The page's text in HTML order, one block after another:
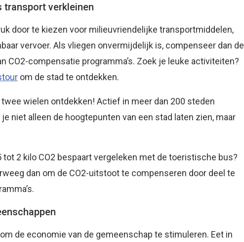
verkleinen
door te kiezen voor milieuvriendelijke transportmiddelen,
vervoer. Als vliegen onvermijdelijk is, compenseer dan de
CO2-compensatie programma’s. Zoek je leuke activiteiten?
om de stad te ontdekken.
wielen ontdekken! Actief in meer dan 200 steden
je niet alleen de hoogtepunten van een stad laten zien, maar
2 kilo CO2 bespaart vergeleken met de toeristische bus?
dan om de CO2-uitstoot te compenseren door deel te
de economie van de gemeenschap te stimuleren. Eet in